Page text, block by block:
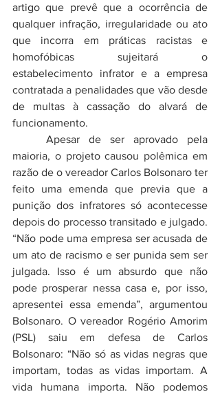
artigo que prevê que a ocorrência de
qualquer infração, irregularidade ou ato
que incorra em práticas racistas e
homofóbicas sujeitará o
estabelecimento infrator e a empresa
contratada a penalidades que vão desde
de multas à cassação do alvará de
funcionamento.
maioria, o projeto causou polêmica em
razão de o vereador Carlos Bolsonaro ter
feito uma emenda que previa que a
punição dos infratores só acontecesse
depois do processo transitado e julgado.
“Não pode uma empresa ser acusada de
um ato de racismo e ser punida sem ser
julgada. Isso é um absurdo que não
pode prosperar nessa casa e, por isso,
apresentei essa emenda”, argumentou
Bolsonaro. O vereador Rogério Amorim
(PSL) saiu em defesa de Carlos
Bolsonaro: “Não só as vidas negras que
importam, todas as vidas importam. A
vida humana importa. Não podemos